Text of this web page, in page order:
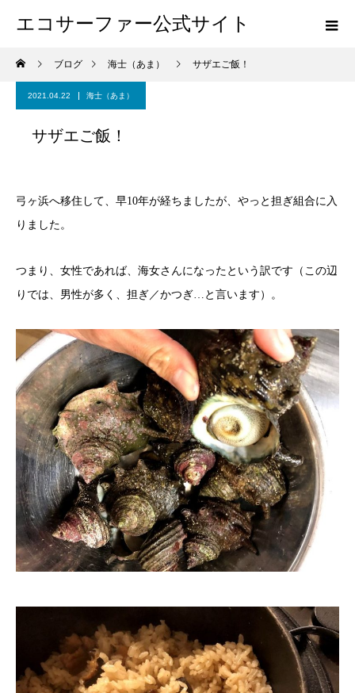
エコサーファー公式サイト
ブログ 海士（あま） サザエご飯！
2021.04.22 海士（あま）
サザエご飯！
弓ヶ浜へ移住して、早10年が経ちましたが、やっと担ぎ組合に入
りました。
つまり、女性であれば、海女さんになったという訳です（この辺
りでは、男性が多く、担ぎ／かつぎ…と言います）。